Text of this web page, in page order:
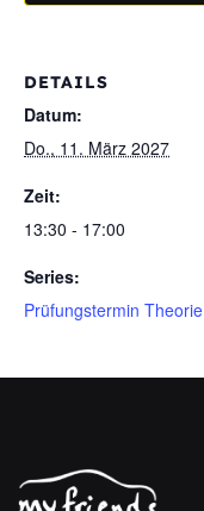
DETAILS
Datum:
Do., 11. März 2027
Zeit:
13:30 - 17:00
Series:
Prüfungstermin Theorie